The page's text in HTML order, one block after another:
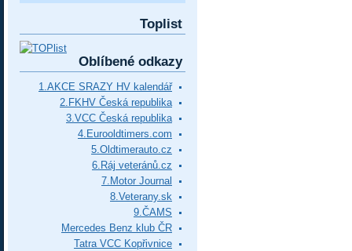
Toplist
Oblíbené odkazy
1.AKCE SRAZY HV kalendář
2.FKHV Česká republika
3.VCC Česká republika
4.Eurooldtimers.com
5.Oldtimerauto.cz
6.Ráj veteránů.cz
7.Motor Journal
8.Veterany.sk
9.ČAMS
Mercedes Benz klub ČR
Tatra VCC Kopřivnice